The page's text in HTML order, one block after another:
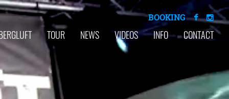
BOOKING
TOUR NEWS VIDEOS INFO CONTACT